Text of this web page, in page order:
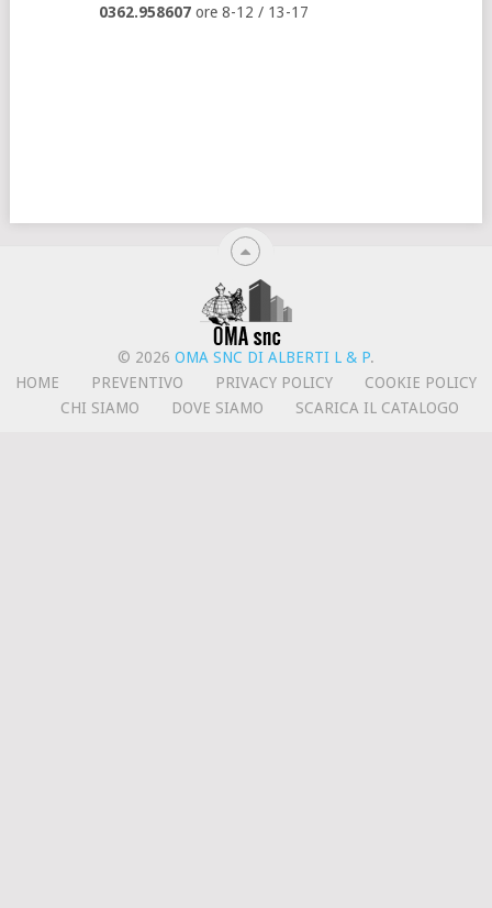
0362.958607ore 8-12 / 13-17
© 2026 OMA SNC DI ALBERTI L & P.
HOME
PREVENTIVO PRIVACY POLICY
COOKIE POLICY
CHI SIAMO
DOVE SIAMO SCARICA IL CATALOGO